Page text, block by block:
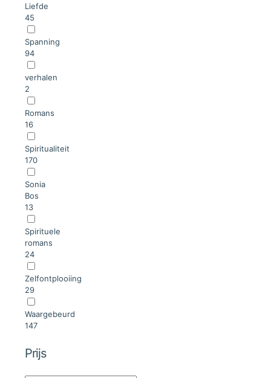
Liefde
45
Spanning
94
verhalen
2
Romans
16
Spiritualiteit
170
Sonia
Bos
13
Spirituele
romans
24
Zelfontplooiing
29
Waargebeurd
147
Prijs